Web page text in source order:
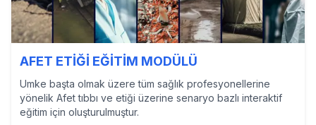
AFET ETİĞİ EĞİTİM MODÜLÜ
Umke başta olmak üzere tüm sağlık profesyonellerine
yönelik Afet tıbbı ve etiği üzerine senaryo bazlı interaktif
eğitim için oluşturulmuştur.